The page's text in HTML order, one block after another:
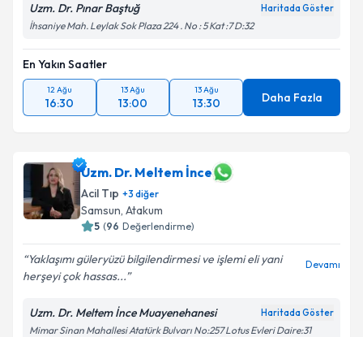
Uzm. Dr. Pınar Baştuğ Haritada Göster
İhsaniye Mah. Leylak Sok Plaza 224 . No : 5 Kat :7 D:32
En Yakın Saatler
12 Ağu
16:30
13 Ağu
13:00
13 Ağu
13:30 Daha Fazla
Uzm. Dr. Meltem İnce
Acil Tıp +3 diğer
Samsun, Atakum
5 (96 Değerlendirme)
Yaklaşımı güleryüzü bilgilendirmesi ve işlemi eli yani
herşeyi çok hassas...
Devamı
Uzm. Dr. Meltem İnce Muayenehanesi Haritada Göster
Mimar Sinan Mahallesi Atatürk Bulvarı No:257 Lotus Evleri Daire:31